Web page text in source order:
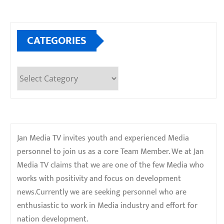
CATEGORIES
Categories
Jan Media TV invites youth and experienced Media
personnel to join us as a core Team Member. We at Jan
Media TV claims that we are one of the few Media who
works with positivity and focus on development
news.Currently we are seeking personnel who are
enthusiastic to work in Media industry and effort for
nation development.